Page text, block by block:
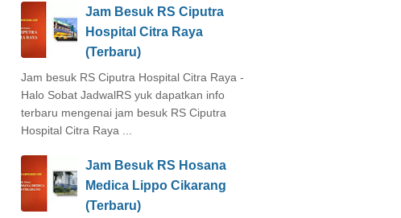
Jam Besuk RS Ciputra
Hospital Citra Raya
(Terbaru)
Jam besuk RS Ciputra Hospital Citra Raya -
Halo Sobat JadwalRS yuk dapatkan info
terbaru mengenai jam besuk RS Ciputra
Hospital Citra Raya ...
Jam Besuk RS Hosana
Medica Lippo Cikarang
(Terbaru)